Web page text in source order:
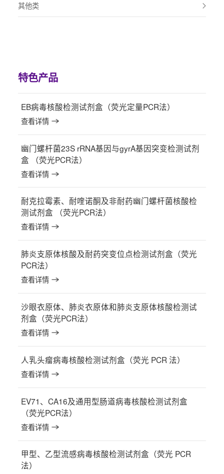
其他类
特色产品
EB病毒核酸检测试剂盒（荧光定量PCR法）
查看详情
幽门螺杆菌23S rRNA基因与gyrA基因突变检测试剂
盒 （荧光PCR法）
查看详情
耐克拉霉素、耐喹诺酮及非耐药幽门螺杆菌核酸检
测试剂盒 （荧光PCR法）
查看详情
肺炎支原体核酸及耐药突变位点检测试剂盒（荧光
PCR法）
查看详情
沙眼衣原体、肺炎衣原体和肺炎支原体核酸检测试
剂盒（荧光PCR法）
查看详情
人乳头瘤病毒核酸检测试剂盒（荧光 PCR 法）
查看详情
EV71、CA16及通用型肠道病毒核酸检测试剂盒
（荧光PCR法）
查看详情
甲型、乙型流感病毒核酸检测试剂盒（荧光 PCR
法）